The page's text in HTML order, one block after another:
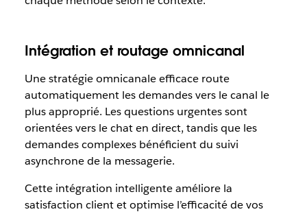
Intégration et routage omnicanal
Une stratégie omnicanale efficace route
automatiquement les demandes vers le canal le
plus approprié. Les questions urgentes sont
orientées vers le chat en direct, tandis que les
demandes complexes bénéficient du suivi
asynchrone de la messagerie.
Cette intégration intelligente améliore la
satisfaction client et optimise l’efficacité de vos